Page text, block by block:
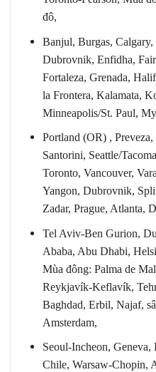
đô,
Banjul, Burgas,
Dubrovnik, Enfidha,
Fortaleza, Grenada,
la Frontera, Kalamata,
Minneapolis/St. Paul,
Portland (OR) ,
Santorini, Seattle/
Toronto, Vancouver,
Yangon, Dubrovnik,
Zadar, Prague, Atlanta,
Tel Aviv-Ben Gurion,
Ababa, Abu Dhabi,
Mùa đông: Palma de
Reykjavík-Keflavík,
Baghdad, Erbil, Najaf,
Amsterdam,
Seoul-Incheon,
Chile, Warsaw-Chopin,